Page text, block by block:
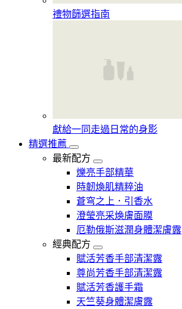
禮物篩選指南
獻給一同走過日常的身影
精選推薦
最新配方
爍亮手部精華
時韌煥肌精粹油
蒼穹之上．引香水
澄瑩亮采煥膚面膜
厄勒俄斯滋潤身體潔膚露
經典配方
賦活芳香手部清潔露
尊尚芳香手部清潔露
賦活芳香護手霜
天竺葵身體潔膚露